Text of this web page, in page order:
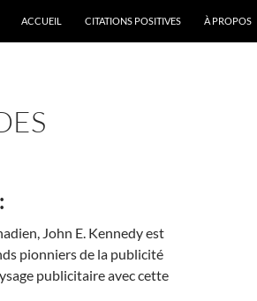
ACCUEIL CITATIONS POSITIVES À PROPOS
John E. Kennedy est
pionniers de la publicité
publicitaire avec cette